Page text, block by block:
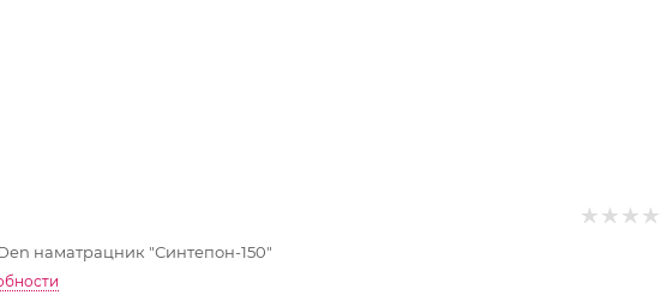
наматрацник "Синтепон-150"